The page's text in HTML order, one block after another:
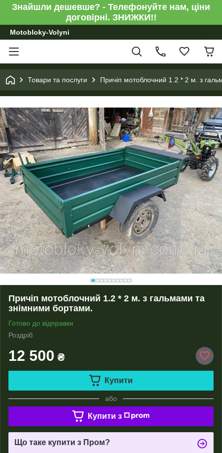
Знайшли дешевше? - Телефонуйте нам, ціни
договірні. ЗНИЖКИ!!
Motobloky-Volyni
Товари та послуги Причіп мотоблочний 1.2 * 2 м. з
Причіп мотоблочний 1.2 * 2 м. з гальмами та
знімними бортами.
Готово до відправки
Роздріб
12 500 ₴
Купити
або
Купити з
Що таке купити з Пром?